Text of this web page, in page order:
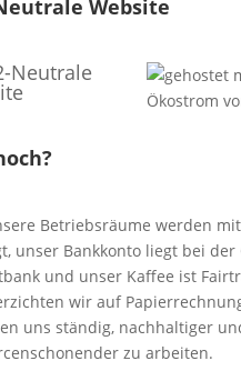
Website
Betriebsräume werden
unser Bankkonto liegt bei der
und unser Kaffee ist
wir auf
uns ständig, nachhaltiger
zu arbeiten.